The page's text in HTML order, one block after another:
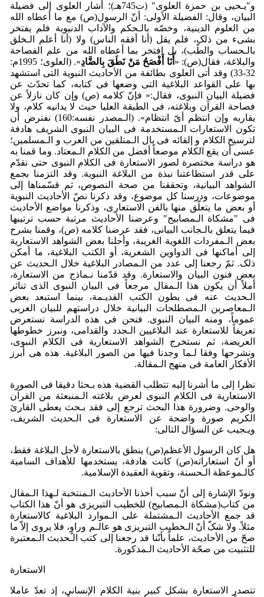
و"یـحیی بن حمزة العلوی" (ت745هـ)؛ أشار العلوی إلی فضیلة
البیان، وقال: الفضیلة الأولی: أنّ الرسول(ص) مع ما أعطاه الله
من العلوم الدینیة، وخصّه بالـحکم والآداب الدنیویة فلم یفتخر
بشیء من ذلک، فلم یقل (أنا أفقه الناس) ولا (أنا أعلم الـخلق
بالـحساب والطّب)، بل افتخر بما أعطاه الله من علم الفصاحة
والبلاغة، فقال(ص): « أَنَا أَفصَحُ مَن نَطَقَ بِالضَّادِ
». (ا‌لعلوی؛ 1995م:
32-33) وقد أتی العلوی بطائفة من الأحادیث النبویة التی استشهد
بها علی القواعد البلاغیة التی وضعها فی کتابه، کما تحدّث عن
فضیلة البیان النبوی، فقال:« فإنّ کلامه (ص) وإن کان نازلاً عن
فصاحة القرآن وبلاغته، فی الطبقة العلیا حیث لا یدانیه کلام، ولا
یقاربه وإن انتظم أیّ انتظام». (الـمصدر نفسه:160) نفترض أن
تکون الاستعارات الـمستخدمة فی البیان النبوی الشریف هادفة
لترسیخ الکلام و إلقائه فی بال الـمتلقین من العرب و الـمسلمین؛
عسی أن یقع الکلام موضعاً أفضل من الکلام الـمعتاد. وما قمنا به
هو دراسة مختصرة لصور الاستعارة فی الکلام النبوی حتی نقدّم
علی قدر استطاعتنا نبذة من البلاغة النبویة. وقد التزمنا بجمع
الشواهد البیانیة، وتحققنا من صحة النصوص، ثم قسّمناها إلی
موضوعات، ودرسنا کل موضوع، وقد ذکرنا نصّ الأحادیث النبویة
أو بعض ما یتعلّق منها بالفن الاستعاری، ‌وذکرنا مواضع الأحادیث
فی "مشکاة الـمصابیح" وعرضنا الأحادیث مرتبة حسب ترتیبها
فیما یتعلق بالـجانب البیانی، فقد عرضنا کلامه (ص)، وقمنا بشرح
بعض الـمفردات اللغویة الغریبة، وأحلنا بعض الشواهد الاستعاریة
إلی أماکنها فی الدواوین الشعریة، أو الکتب البلاغیة، ما أمکن
ذلک. ثمّ رجعنا إلی عدد من الـمصادر البلاغیة خلال الـحدیث عن
بعض فنون البیان والاستعارة. وقد قدّمنا نـماذج من الاستعارة،
أملاً أن یکون هذا الـمقال مرجعاً فی البیان النبوی الذی تناثر
الـحدیث عنه فی بطون الکتب القدیـمة، بینما استبعد بعض
الـمعاصرین الـمصطلحات البیانیة خلال دراستهم للبیان العربی
عموماً، ومنه البیان النبوی. فنحن فی هذه الدراسة نستعرض
تعریفاً للاستعارة عند البلاغیین الـجدد والقدامی، ونبرز خطوطها
العریضة، ثم نستخرج الشواهد الاستعاریة فی الکلام النبوی،
ونشرحها وفقا لـما وجدنا فیها من الصور البلاغیة. هذه هی أبرز
الأفکار العامة فی منهج الـمقالة.
نظرا إلی ما أشرنا إلیه تتطلب القضیة هذه بـحثا دقیقا فی الصورة
الاستعاریة فی الکلام النبوی لعرض بلاغته الـمنبعثة من القرآن
والوحی. وضرورة هذا البحث ترجع إلی فقد بـحث یعطی القارئ
الکریم صورة واضحة عن الاستعارة فی الـحدیث الشریف،
ویـجیب عن السؤال التالی:
هل کان الرسول الأعظم(ص) ینطق بالاستعارة لأجل البلاغة فقط،
أو أنّ استعاراته(ص) کانت هادفة، یستخدمها للأهداف السامیة
کالـموعظة الـحسنة، وتقویة العقیدة الإسلامیة.
ونودّ الإشارة إلی أنّ سبب أخذنا الأحادیث الـمنتخبة لـهذا الـمقال
من کتاب(مشکاة الـمصابیح) للخطیب التبریزی هو أنّ هذا الکتاب
قد جمع الأحادیث الـمشتملة علی الـموارد البلاغیة کالاستعارة
مثلاً. ولا شکّ أنّ الـخطیب التبریزی هو عالـم وراوٍ، فلا یروی إلاّ ما
صحّ من الأحادیث، علماً بأنّنا قد رجعنا إلی کتب الـحدیث الـمعتبرة
للتثبیت من صحّة الأحادیث الـمذکورة.
الاستعارة
تتصدر الاستعارة بشکل کبیر بنیة الکلام الإنسانی، إذ تعدّ عاملا